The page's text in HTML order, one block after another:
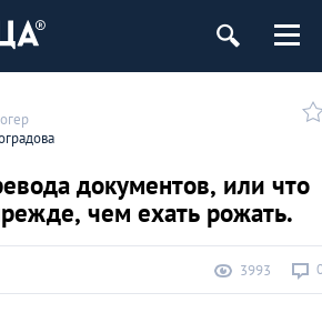
документов, или что
чем ехать рожать.
3993